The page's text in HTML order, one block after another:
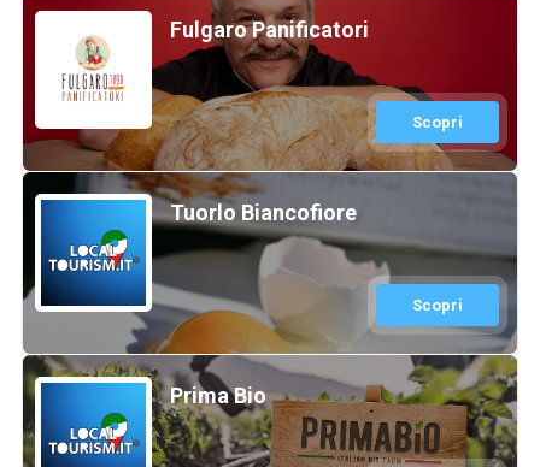
Fulgaro Panificatori
Scopri
Tuorlo Biancofiore
Scopri
Prima Bio